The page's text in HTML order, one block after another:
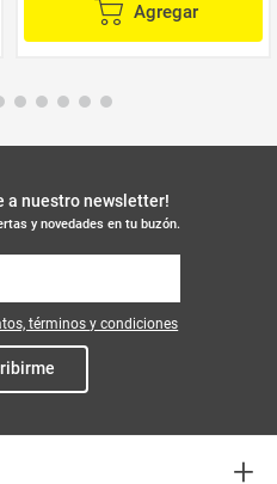
Agregar
a nuestro newsletter!
y novedades en tu buzón.
términos y condiciones
+